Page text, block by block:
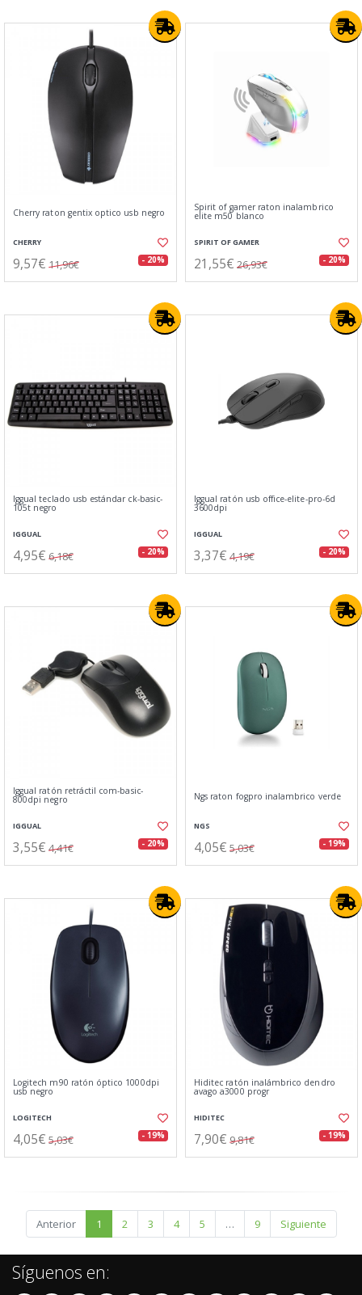
Cherry raton gentix optico usb negro
CHERRY
9,57€ 11,96€ - 20%
Spirit of gamer raton inalambrico
elite m50 blanco
SPIRIT OF GAMER
21,55€ 26,93€ - 20%
Iggual teclado usb estándar ck-basic-
105t negro
IGGUAL
4,95€ 6,18€ - 20%
Iggual ratón usb office-elite-pro-6d
3600dpi
IGGUAL
3,37€ 4,19€ - 20%
Iggual ratón retráctil com-basic-
800dpi negro
IGGUAL
3,55€ 4,41€ - 20%
Ngs raton fogpro inalambrico verde
NGS
4,05€ 5,03€ - 19%
Logitech m90 ratón óptico 1000dpi
usb negro
LOGITECH
4,05€ 5,03€ - 19%
Hiditec ratón inalámbrico dendro
avago a3000 progr
HIDITEC
7,90€ 9,81€ - 19%
Anterior 1 2 3 4 5 … 9 Siguiente
Síguenos en: